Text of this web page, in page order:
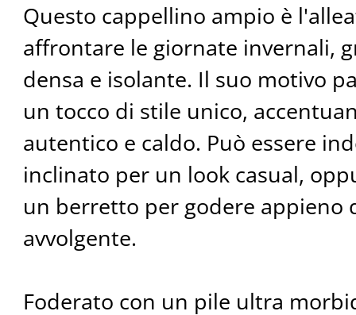
Questo cappellino ampio è
affrontare le giornate invernali,
densa e isolante. Il suo motivo
un tocco di stile unico,
autentico e caldo. Può essere
inclinato per un look casual,
un berretto per godere appieno
avvolgente.
Foderato con un pile ultra